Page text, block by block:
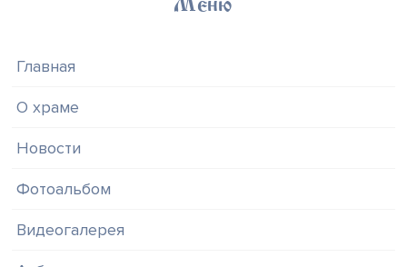
Меню
Главная
О храме
Новости
Фотоальбом
Видеогалерея